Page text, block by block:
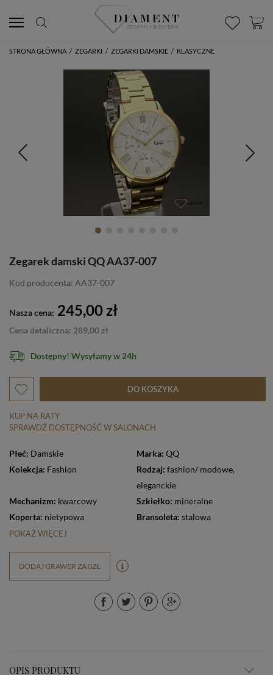
STRONA GŁÓWNA / ZEGARKI / ZEGARKI DAMSKIE / KLASYCZNE
Zegarek damski QQ AA37-007
Kod producenta: AA37-007
Nasza cena: 245,00 zł
Cena detaliczna: 289,00 zł
Dostępny! Wysyłamy w 24h
DO KOSZYKA
KUP NA RATY
SPRAWDŹ DOSTĘPNOŚĆ W SALONACH
Płeć: Damskie Marka: QQ
Kolekcja: Fashion Rodzaj: fashion/ modowe,
eleganckie
Mechanizm: kwarcowy Szkiełko: mineralne
Koperta: nietypowa Bransoleta: stalowa
POKAŻ WIĘCEJ
DODAJ GRAWER ZA 0ZŁ
OPIS PRODUKTU